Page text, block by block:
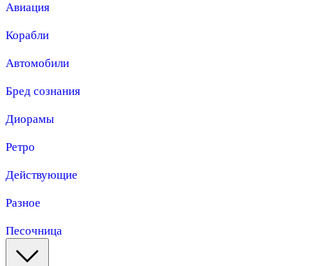
Авиация
Корабли
Автомобили
Бред сознания
Диорамы
Ретро
Действующие
Разное
Песочница